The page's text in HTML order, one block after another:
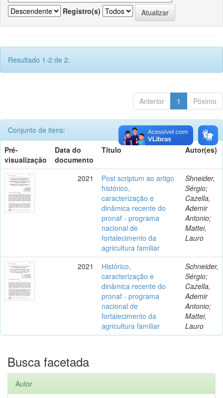
Registro(s)
Resultado 1-2 de 2.
Anterior 1 Póximo
Conjunto de itens:
Pré-
visualização
Data do
documento
Título Autor(es)
2021
Post scriptum ao artigo
histórico,
caracterização e
dinâmica recente do
pronaf - programa
nacional de
fortalecimento da
agricultura familiar
Shneider,
Sérgio;
Cazella,
Ademir
Antonio;
Mattei,
Lauro
2021
Histórico,
caracterização e
dinâmica recente do
pronaf - programa
nacional de
fortalecimento da
agricultura familiar
Schneider,
Sérgio;
Cazella,
Ademir
Antonio;
Mattei,
Lauro
Busca facetada
Autor